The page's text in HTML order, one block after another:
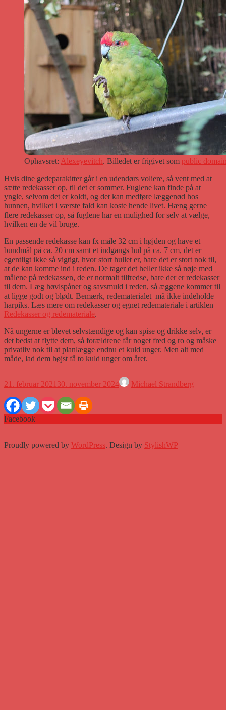
Ophavsret: Alexeyevitch. Billedet er frigivet som public
Hvis dine gedeparakitter går i en udendørs voliere, så vent med at
sætte redekasser op, til det er sommer. Fuglene kan finde på at
yngle, selvom det er koldt, og det kan medføre læggenød hos
hunnen, hvilket i værste fald kan koste hende livet. Hæng gerne
flere redekasser op, så fuglene har en mulighed for selv at vælge,
hvilken en de vil bruge.
En passende redekasse kan fx måle 32 cm i højden og have et
bundmål på ca. 20 cm samt et indgangs hul på ca. 7 cm, det er
egentligt ikke så vigtigt, hvor stort hullet er, bare det er stort nok til,
at de kan komme ind i reden. De tager det heller ikke så nøje med
målene på redekassen, de er normalt tilfredse, bare der er redekasser
til dem. Læg høvlspåner og savsmuld i reden, så æggene kommer til
at ligge godt og blødt. Bemærk, redematerialet må ikke indeholde
harpiks. Læs mere om redekasser og egnet redemateriale i artiklen
Redekasser og redemateriale.
Nå ungerne er blevet selvstændige og kan spise og drikke selv, er
det bedst at flytte dem, så forældrene får noget fred og ro og måske
privatliv nok til at planlægge endnu et kuld unger. Men alt med
måde, lad dem højst få to kuld unger om året.
21. februar 2021 30. november 2024 Michael Strandberg
Facebook
Proudly powered by WordPress. Design by StylishWP